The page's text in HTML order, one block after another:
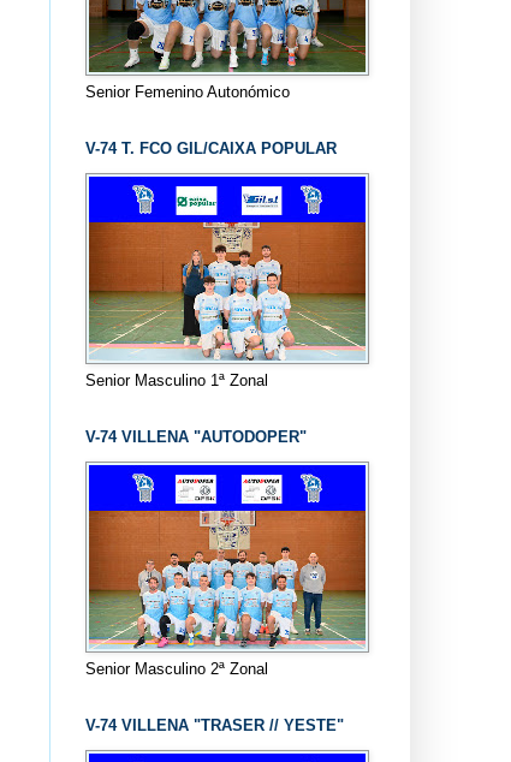
Senior Femenino Autonómico
V-74 T. FCO GIL/CAIXA POPULAR
Senior Masculino 1ª Zonal
V-74 VILLENA "AUTODOPER"
Senior Masculino 2ª Zonal
V-74 VILLENA "TRASER // YESTE"